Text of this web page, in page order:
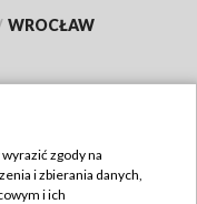
WROCŁAW
zgody na
i zbierania danych,
i ich